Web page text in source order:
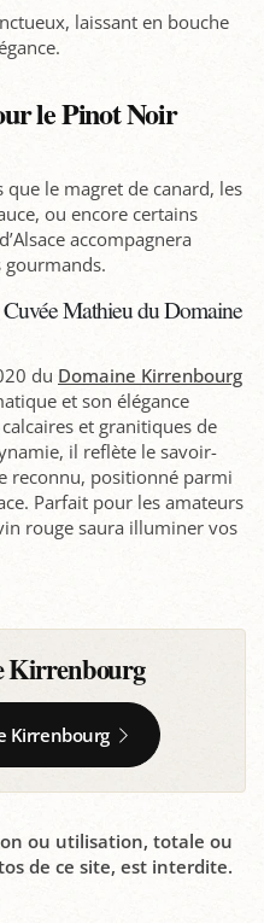
laissant en bouche
le Pinot Noir
que le magret de canard, les
ou encore certains
accompagnera
gourmands.
Mathieu du Domaine
du Domaine Kirrenbourg
et son élégance
et granitiques de
il reflète le savoir-
reconnu, positionné parmi
Parfait pour les amateurs
rouge saura illuminer vos
Kirrenbourg
Kirrenbourg
ou utilisation, totale ou
de ce site, est interdite.